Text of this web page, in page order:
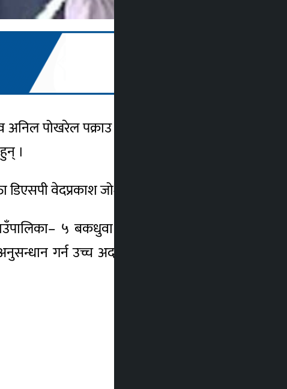
पोखरेल पक्राउ परेका छन् । मोरङको रंगेली
।
वेदप्रकाश जोशीले जानकारी दिए ।
५ बकधुवा बस्ने ५७ वर्षीय बौआलाल
गर्न उच्च अदालत विराटनगरले प्रहरीलाई